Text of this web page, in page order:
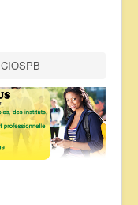
CIOSPB